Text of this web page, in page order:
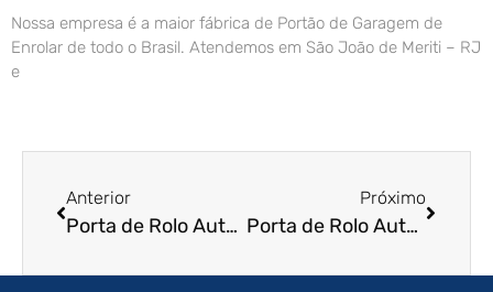
Nossa empresa é a maior fábrica de Portão de Garagem de
Enrolar de todo o Brasil. Atendemos em São João de Meriti – RJ
e
Anterior
Porta de Rolo Automática em Taubaté – SP
Próximo
Porta de Rolo Automática em Tatuí – SP